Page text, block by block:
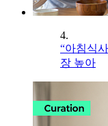
4.
“아침식
장 높아